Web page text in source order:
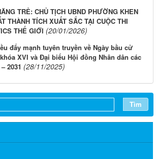
TRẺ: CHỦ TỊCH UBND PHƯỜNG KHEN
THÀNH TÍCH XUẤT SẮC TẠI CUỘC THI
THẾ GIỚI (20/01/2026)
đẩy mạnh tuyên truyền về Ngày bầu cử
XVI và Đại biểu Hội đồng Nhân dân các
2031 (28/11/2025)
Tìm